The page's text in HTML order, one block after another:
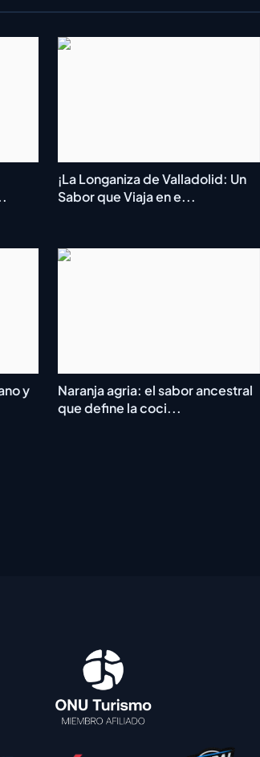
¡La Longaniza de Valladolid: Un
Sabor que Viaja en e...
y
Naranja agria: el sabor ancestral
que define la coci...